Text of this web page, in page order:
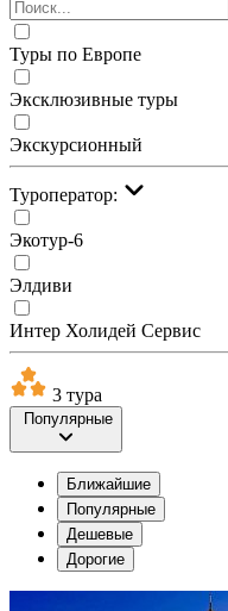
Туры по Европе
Эксклюзивные туры
Экскурсионный
Туроператор:
Экотур-6
Элдиви
Интер Холидей Сервис
3 тура
Популярные
Ближайшие
Популярные
Дешевые
Дорогие